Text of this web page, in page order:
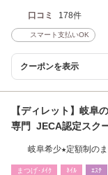
口コミ 178件
スマート支払いOK
クーポンを表示
【ディレット】岐阜
専門 JECA認定スク
岐阜希少★定額制の
まつげ･ﾒｲｸ ﾈｲﾙ ｴｽﾃ